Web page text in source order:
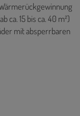
ca. 15 bis ca. 40 m²)
mit absperrbaren